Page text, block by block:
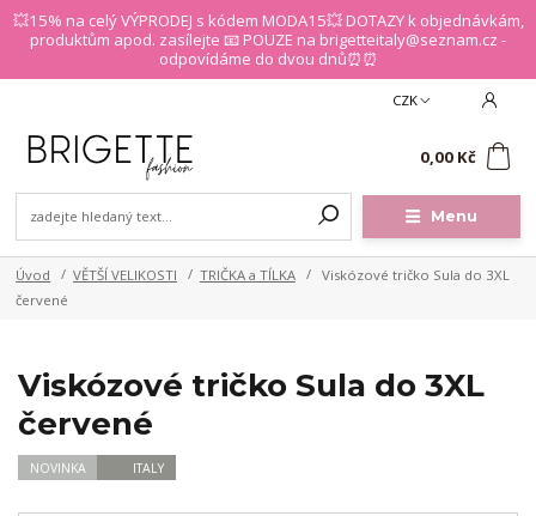
💥15% na celý VÝPRODEJ s kódem MODA15💥 DOTAZY k objednávkám,
produktům apod. zasílejte 📧 POUZE na brigetteitaly@seznam.cz -
odpovídáme do dvou dnů⏰⏰
Menu
CZK
0,00 Kč
Úvod VĚTŠÍ VELIKOSTI TRIČKA a TÍLKA
Viskózové tričko Sula do 3XL
červené
Viskózové tričko Sula do 3XL
červené
NOVINKA ITALY